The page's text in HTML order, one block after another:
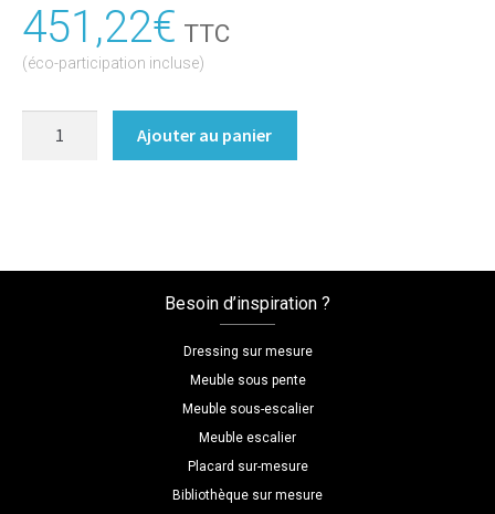
451,22€ TTC
(éco-participation incluse)
Ajouter au panier
Besoin d’inspiration ?
Dressing sur mesure
Meuble sous pente
Meuble sous-escalier
Meuble escalier
Placard sur-mesure
Bibliothèque sur mesure